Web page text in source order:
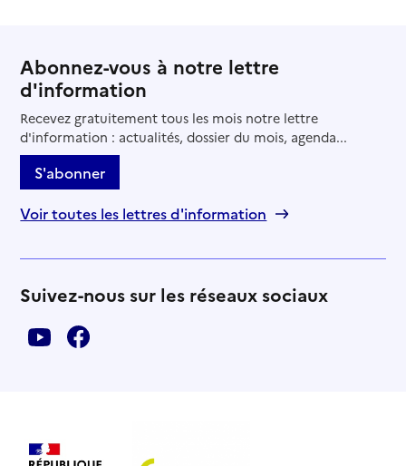
Abonnez-vous à notre lettre
d'information
Recevez gratuitement tous les mois notre lettre
d'information : actualités, dossier du mois, agenda...
S'abonner
Voir toutes les lettres d'information
Suivez-nous sur les réseaux sociaux